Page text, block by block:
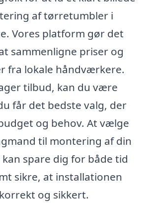
af tørretumbler i
Vores platform gør det
sammenligne priser og
fra lokale håndværkere.
tilbud, kan du være
får det bedste valg, der
og behov. At vælge
til montering af din
spare dig for både tid
sikre, at installationen
og sikkert.